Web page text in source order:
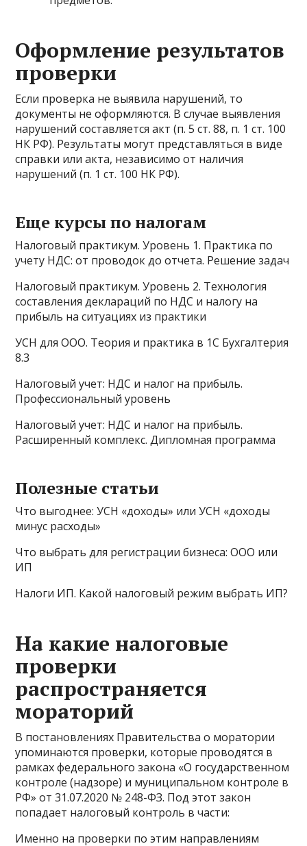
Оформление результатов
проверки
Если проверка не выявила нарушений, то
документы не оформляются. В случае выявления
нарушений составляется акт (п. 5 ст. 88, п. 1 ст. 100
НК РФ). Результаты могут представляться в виде
справки или акта, независимо от наличия
нарушений (п. 1 ст. 100 НК РФ).
Еще курсы по налогам
Налоговый практикум. Уровень 1. Практика по
учету НДС: от проводок до отчета. Решение задач
Налоговый практикум. Уровень 2. Технология
составления деклараций по НДС и налогу на
прибыль на ситуациях из практики
УСН для ООО. Теория и практика в 1С Бухгалтерия
8.3
Налоговый учет: НДС и налог на прибыль.
Профессиональный уровень
Налоговый учет: НДС и налог на прибыль.
Расширенный комплекс. Дипломная программа
Полезные статьи
Что выгоднее: УСН «доходы» или УСН «доходы
минус расходы»
Что выбрать для регистрации бизнеса: ООО или
ИП
Налоги ИП. Какой налоговый режим выбрать ИП?
На какие налоговые
проверки
распространяется
мораторий
В постановлениях Правительства о моратории
упоминаются проверки, которые проводятся в
рамках федерального закона «О государственном
контроле (надзоре) и муниципальном контроле в
РФ» от 31.07.2020 № 248-ФЗ. Под этот закон
попадает налоговый контроль в части:
Именно на проверки по этим направлениям